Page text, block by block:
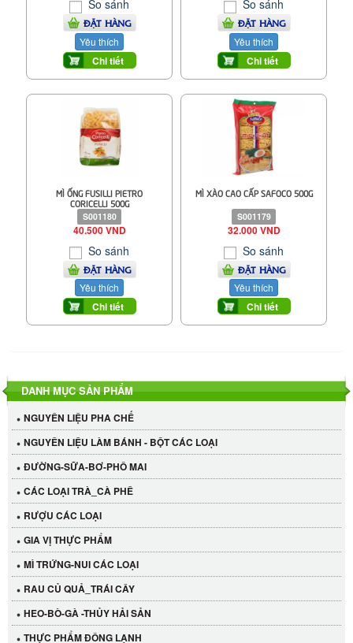
So sánh
ĐẶT HÀNG
Yêu thích
Chi tiết
So sánh
ĐẶT HÀNG
Yêu thích
Chi tiết
MÌ ỐNG FUSILLI PIETRO
CORICELLI 500G
S001180
40.500 VND
So sánh
ĐẶT HÀNG
Yêu thích
Chi tiết
MÌ XÀO CAO CẤP SAFOCO 500G
S001179
32.000 VND
So sánh
ĐẶT HÀNG
Yêu thích
Chi tiết
DANH MỤC SẢN PHẨM
NGUYÊN LIỆU PHA CHẾ
NGUYÊN LIỆU LÀM BÁNH - BỘT CÁC LOẠI
ĐƯỜNG-SỮA-BƠ-PHÔ MAI
CÁC LOẠI TRÀ_CÀ PHÊ
RƯỢU CÁC LOẠI
GIA VỊ THỰC PHẨM
MÌ TRỨNG-NUI CÁC LOẠI
RAU CỦ QUẢ_TRÁI CÂY
HEO-BÒ-GÀ -THỦY HẢI SẢN
THỰC PHẨM ĐÔNG LẠNH